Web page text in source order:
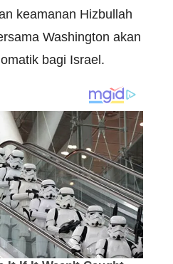
keamanan Hizbullah
Washington akan
bagi Israel.